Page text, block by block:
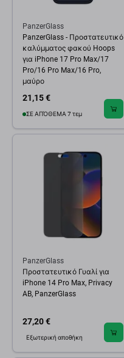
PanzerGlass
PanzerGlass - Προστατευτικό
καλύμματος φακού Hoops
για iPhone 17 Pro Max/17
Pro/16 Pro Max/16 Pro,
μαύρο
21,15 €
ΣΕ ΑΠΌΘΕΜΑ 7 τεμ
PanzerGlass
Προστατευτικό Γυαλί για
iPhone 14 Pro Max, Privacy
AB, PanzerGlass
27,20 €
Εξωτερική αποθήκη